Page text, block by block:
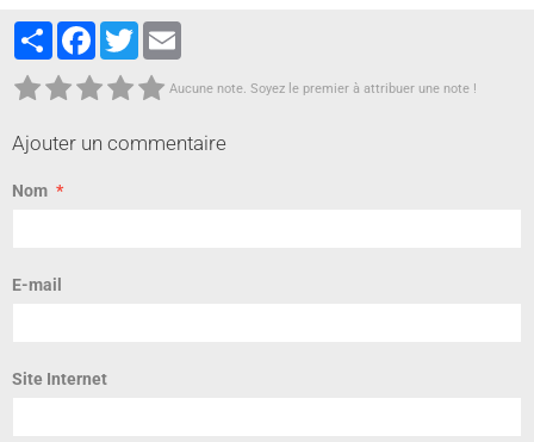
PartagerFacebook
Twitter
Aucune note. Soyez le premier à attribuer une note !
Ajouter un commentaire
Nom
E-mail
Site Internet